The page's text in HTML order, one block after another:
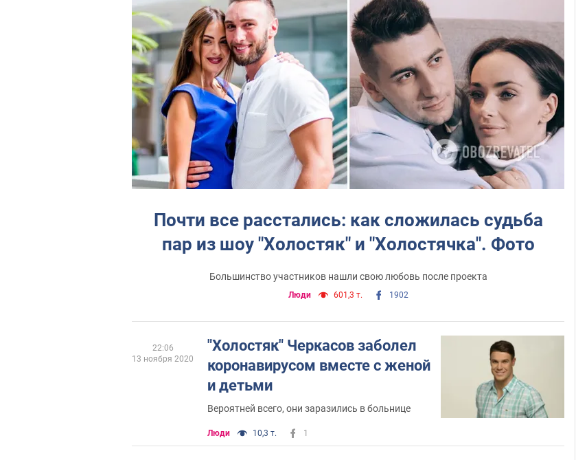
Почти все расстались: как сложилась судьба
пар из шоу "Холостяк" и "Холостячка". Фото
Большинство участников нашли свою любовь после проекта
Люди 601,3 т. 1902
"Холостяк" Черкасов заболел
коронавирусом вместе с женой
и детьми
Вероятней всего, они заразились в больнице
Люди 10,3 т. 1
22:06
13 ноября 2020